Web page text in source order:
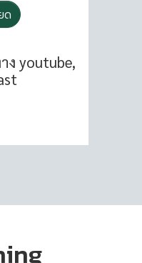
ด
ง youtube,